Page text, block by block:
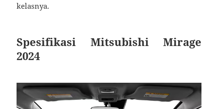
kelasnya.
Spesifikasi Mitsubishi Mirage
2024